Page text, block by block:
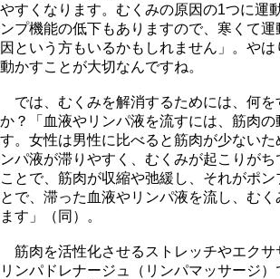
すくなります。むくみの原因の1つに運
ンプ機能の低下もありますので、寒くて
因という方もいるかもしれません」。や
動かすことが大切なんですね。
では、むくみを解消するためには、何を
か？「血液やリンパ液を流すには、筋肉の
す。女性は男性に比べると筋肉が少ないた
ンパ液が滞りやすく、むくみが起こりが
ことで、筋肉が収縮や弛緩し、それがポン
とで、滞った血液やリンパ液を流し、むく
ます」（同）。
筋肉を活性化させるストレッチやエクサ
リンパドレナージュ（リンパマッサージ